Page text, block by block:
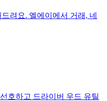
려요. 엘에이에서 거래, 네
호하고 드라이버 우드 유틸